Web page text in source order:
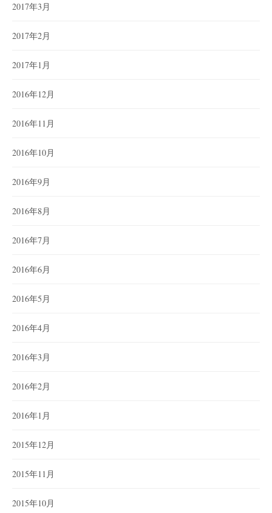
2017年3月
2017年2月
2017年1月
2016年12月
2016年11月
2016年10月
2016年9月
2016年8月
2016年7月
2016年6月
2016年5月
2016年4月
2016年3月
2016年2月
2016年1月
2015年12月
2015年11月
2015年10月